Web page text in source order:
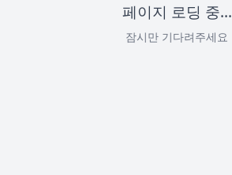
페이지 로딩 중...
잠시만 기다려주세요